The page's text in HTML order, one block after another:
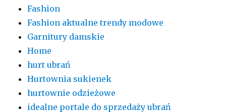
Fashion
Fashion aktualne trendy modowe
Garnitury damskie
Home
hurt ubrań
Hurtownia sukienek
hurtownie odzieżowe
idealne portale do sprzedaży ubrań